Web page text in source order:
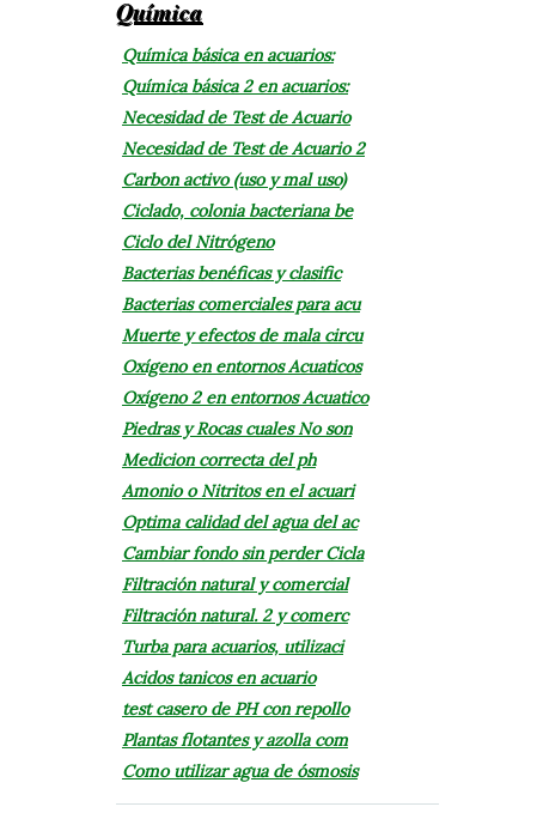
Química
Química básica en acuarios:
Química básica 2 en acuarios:
Necesidad de Test de Acuario
Necesidad de Test de Acuario 2
Carbon activo (uso y mal uso)
Ciclado, colonia bacteriana be
Ciclo del Nitrógeno
Bacterias benéficas y clasific
Bacterias comerciales para acu
Muerte y efectos de mala circu
Oxígeno en entornos Acuaticos
Oxígeno 2 en entornos Acuatico
Piedras y Rocas cuales No son
Medicion correcta del ph
Amonio o Nitritos en el acuari
Optima calidad del agua del ac
Cambiar fondo sin perder Cicla
Filtración natural y comercial
Filtración natural. 2 y comerc
Turba para acuarios, utilizaci
Acidos tanicos en acuario
test casero de PH con repollo
Plantas flotantes y azolla com
Como utilizar agua de ósmosis